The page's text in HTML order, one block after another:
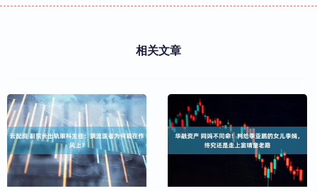
相关文章